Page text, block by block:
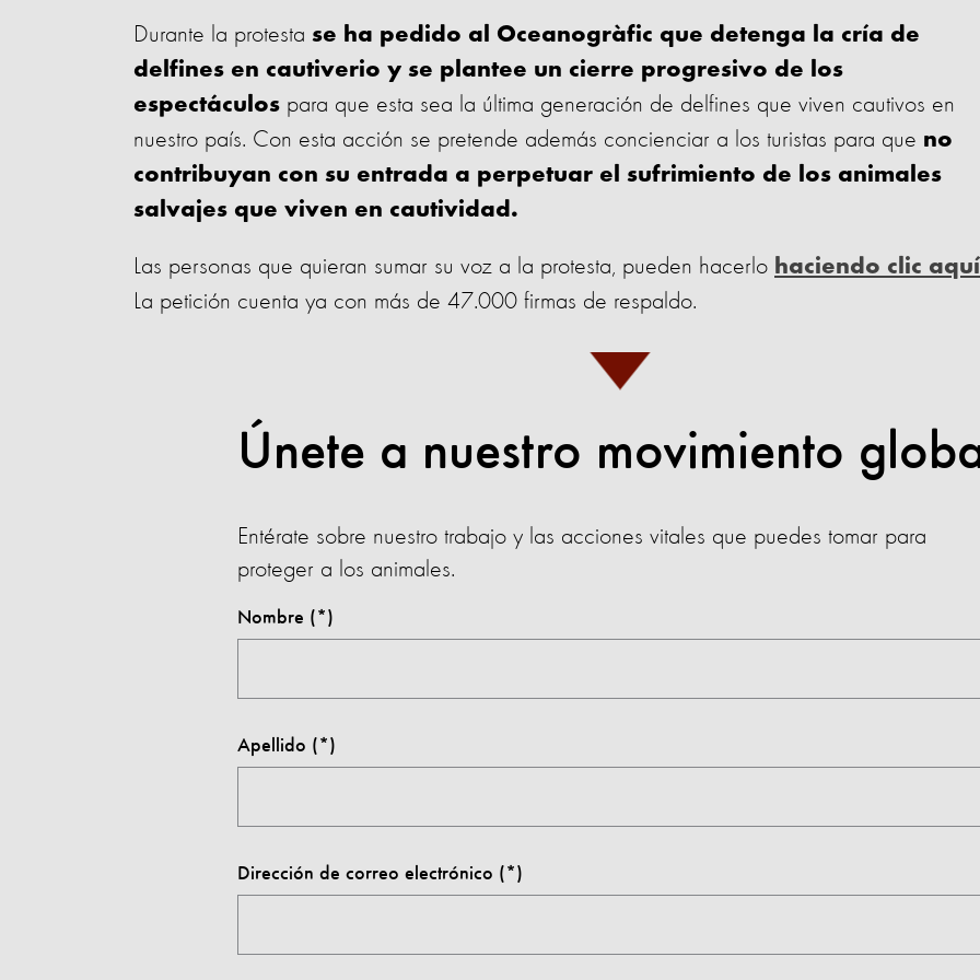
Durante la protesta se ha pedido al Oceanogràfic que detenga la cría de
delfines en cautiverio y se plantee un cierre progresivo de los
espectáculos para que esta sea la última generación de delfines que viven cautivos en
nuestro país. Con esta acción se pretende además concienciar a los turistas para que no
contribuyan con su entrada a perpetuar el sufrimiento de los animales
salvajes que viven en cautividad.
Las personas que quieran sumar su voz a la protesta, pueden hacerlo haciendo clic aquí
La petición cuenta ya con más de 47.000 firmas de respaldo.
Únete a nuestro movimiento
Entérate sobre nuestro trabajo y las acciones vitales que puedes tomar para
proteger a los animales.
Nombre
Apellido
Dirección de correo electrónico